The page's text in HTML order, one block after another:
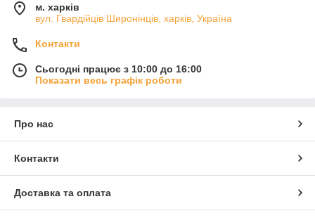
м. харків
вул. Гвардійців Широнінців, харків, Україна
Контакти
Сьогодні працює з 10:00 до 16:00
Показати весь графік роботи
Про нас
Контакти
Доставка та оплата